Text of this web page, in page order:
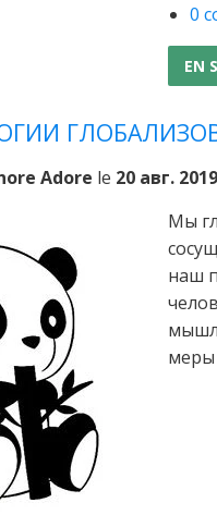
0
EN
Adore le 20 авг. 2019
Мы
наш
меры